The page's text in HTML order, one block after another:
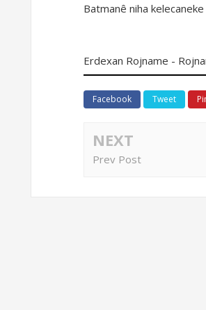
Batmanê niha
Erdexan Rojname -
Facebook Tweet
NEXT
Prev Post